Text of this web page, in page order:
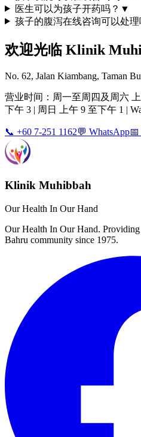
医生可以为孩子开药吗？ ▼
孩子的腹泻在线咨询可以处理
欢迎光临 Klinik
No. 62, Jalan Kiambang, Taman
营业时间：周一至周四及周六
下午 3 | 周日 上午 9 至下午 1 |
📞 +60 7-251 1162💬 WhatsApp
Klinik Muhibbah
Our Health In Our Hand
Our Health In Our Hand.
Bahru community since 1975.